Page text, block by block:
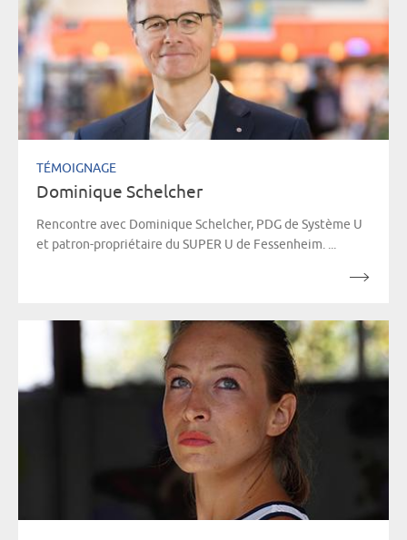
TÉMOIGNAGE
Dominique Schelcher
Rencontre avec Dominique Schelcher, PDG de Système U
et patron-propriétaire du SUPER U de Fessenheim. ...